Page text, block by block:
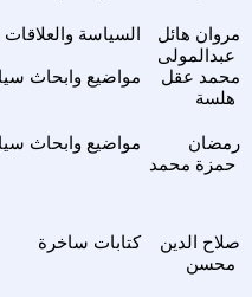
السياسة والعلاقات
مروان هائل
عبدالمولى
مواضيع وابحاث
محمد عقل
هلسة
مواضيع وابحاث
رمضان
حمزة محمد
كتابات ساخرة
صلاح الدين
محسن